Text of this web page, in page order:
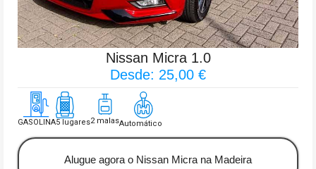
Nissan Micra 1.0
Desde: 25,00 €
GASOLINA5 lugares2 malasAutomático
Alugue agora o Nissan Micra na Madeira